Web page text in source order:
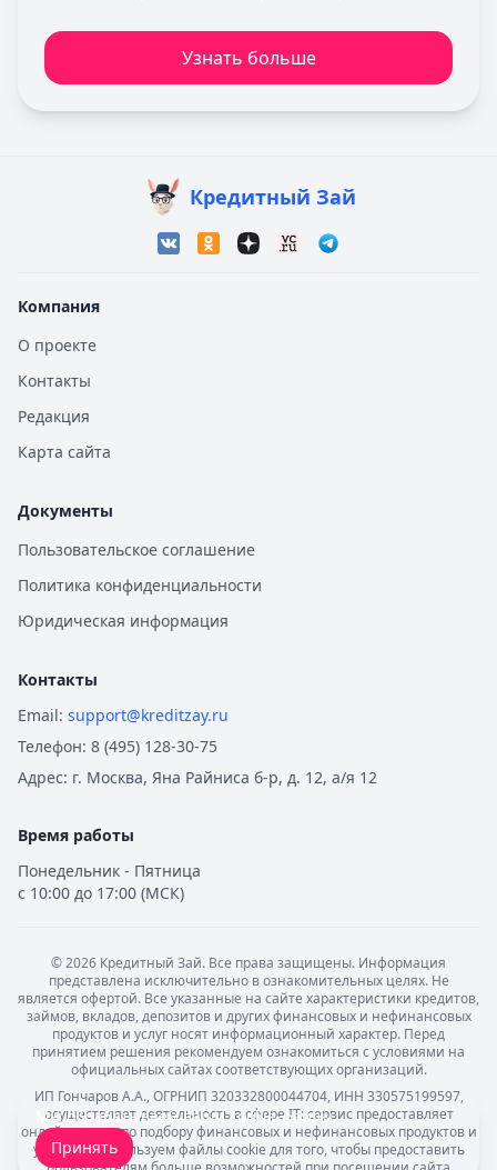
Узнать больше
Кредитный Зай
Компания
О проекте
Контакты
Редакция
Карта сайта
Документы
Пользовательское соглашение
Политика конфиденциальности
Юридическая информация
Контакты
Email: support@kreditzay.ru
Телефон: 8 (495) 128-30-75
Адрес: г. Москва, Яна Райниса б-р, д. 12, а/я 12
Время работы
Понедельник - Пятница
с 10:00 до 17:00 (МСК)
©2026 Кредитный Зай. Все права защищены. Информация
представлена исключительно в ознакомительных целях. Не
является офертой. Все указанные на сайте характеристики кредитов,
займов, вкладов, депозитов и других финансовых и нефинансовых
продуктов и услуг носят информационный характер. Перед
принятием решения рекомендуем ознакомиться с условиями на
официальных сайтах соответствующих организаций.
ИП Гончаров А.А., ОГРНИП 320332800044704, ИНН 330575199597,
осуществляет деятельность в сфере IT: сервис предоставляет
онлайн-услуги по подбору финансовых и нефинансовых продуктов и
услуг. Мы используем файлы cookie для того, чтобы предоставить
Мы обрабатываем ваши cookie-файлы.
Принять